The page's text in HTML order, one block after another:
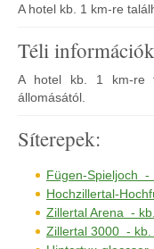
A hotel kb. 1 km-re
Téli információk
A hotel kb. 1 km-re
állomásától.
Síterepek:
Fügen-Spieljoch
Hochzillertal-
Zillertal Arena -
Zillertal 3000 -